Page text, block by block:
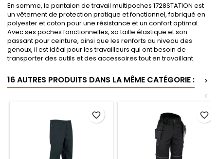
En somme, le pantalon de travail multipoches 1728STATION est
un vêtement de protection pratique et fonctionnel, fabriqué en
polyester et coton pour une résistance et un confort optimal.
Avec ses poches fonctionnelles, sa taille élastique et son
passant pour ceinture, ainsi que les renforts au niveau des
genoux, il est idéal pour les travailleurs qui ont besoin de
transporter des outils et des accessoires tout en travaillant.
16 AUTRES PRODUITS DANS LA MÊME CATÉGORIE :
>
<
favorite_border favorite_border